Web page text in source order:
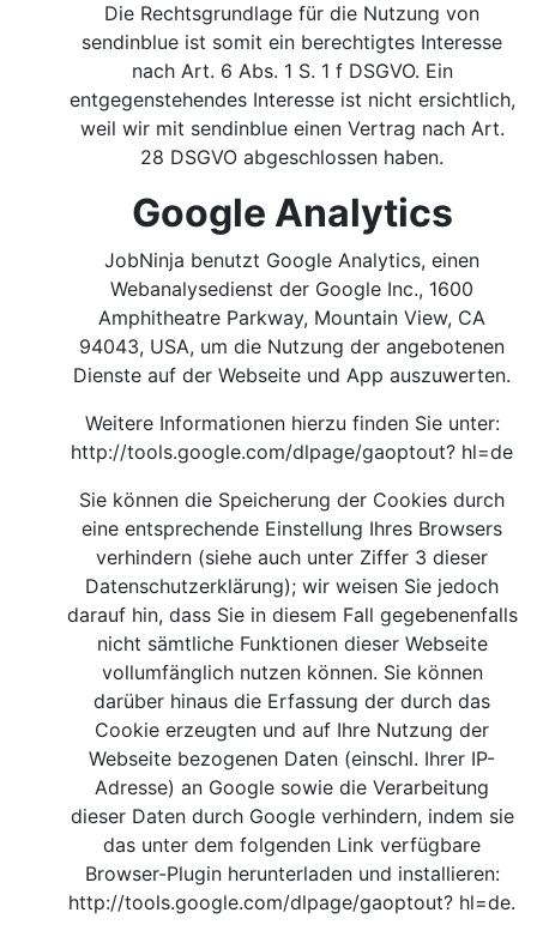
Die Rechtsgrundlage für die Nutzung von
sendinblue ist somit ein berechtigtes Interesse
nach Art. 6 Abs. 1 S. 1 f DSGVO. Ein
entgegenstehendes Interesse ist nicht ersichtlich,
weil wir mit sendinblue einen Vertrag nach Art.
28 DSGVO abgeschlossen haben.
Google Analytics
JobNinja benutzt Google Analytics, einen
Webanalysedienst der Google Inc., 1600
Amphitheatre Parkway, Mountain View, CA
94043, USA, um die Nutzung der angebotenen
Dienste auf der Webseite und App auszuwerten.
Weitere Informationen hierzu finden Sie unter:
http://tools.google.com/dlpage/gaoptout? hl=de
Sie können die Speicherung der Cookies durch
eine entsprechende Einstellung Ihres Browsers
verhindern (siehe auch unter Ziffer 3 dieser
Datenschutzerklärung); wir weisen Sie jedoch
darauf hin, dass Sie in diesem Fall gegebenenfalls
nicht sämtliche Funktionen dieser Webseite
vollumfänglich nutzen können. Sie können
darüber hinaus die Erfassung der durch das
Cookie erzeugten und auf Ihre Nutzung der
Webseite bezogenen Daten (einschl. Ihrer IP-
Adresse) an Google sowie die Verarbeitung
dieser Daten durch Google verhindern, indem sie
das unter dem folgenden Link verfügbare
Browser-Plugin herunterladen und installieren:
http://tools.google.com/dlpage/gaoptout? hl=de.